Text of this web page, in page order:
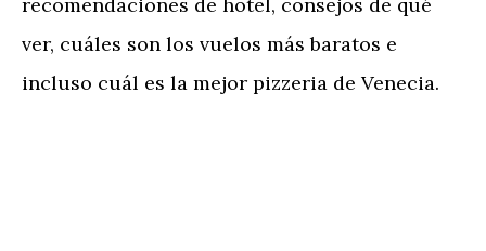
ver, cuáles son los vuelos más baratos e
incluso cuál es la mejor pizzeria de Venecia.